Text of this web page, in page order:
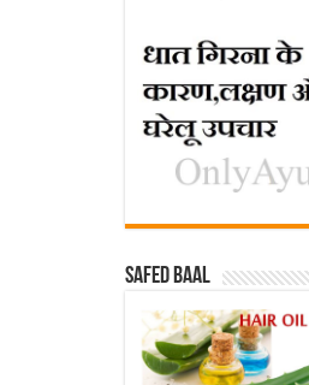
Safed baal